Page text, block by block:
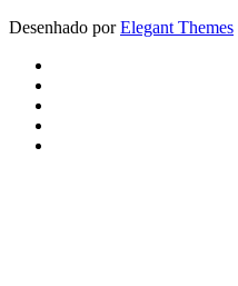
Desenhado porElegant Themes